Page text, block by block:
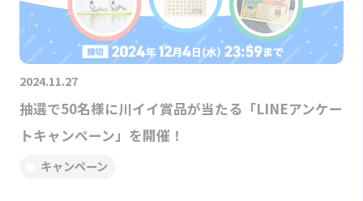
2024.11.27
抽選で50名様に川イイ賞品が当たる「LINEアンケー
トキャンペーン」を開催！
キャンペーン